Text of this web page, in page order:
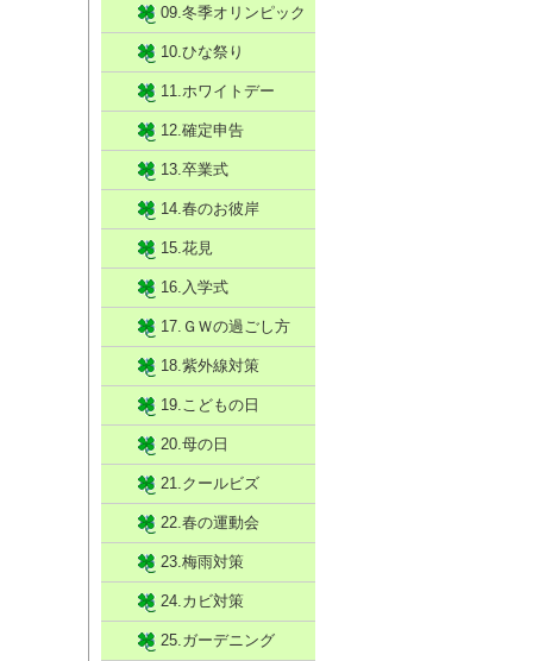
09.冬季オリンピック
10.ひな祭り
11.ホワイトデー
12.確定申告
13.卒業式
14.春のお彼岸
15.花見
16.入学式
17.ＧＷの過ごし方
18.紫外線対策
19.こどもの日
20.母の日
21.クールビズ
22.春の運動会
23.梅雨対策
24.カビ対策
25.ガーデニング